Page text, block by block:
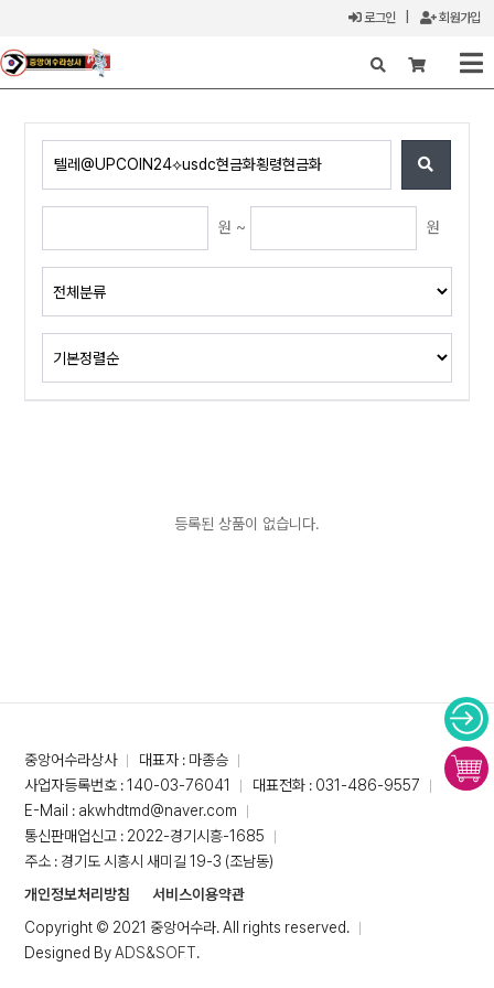
로그인 회원가입
X
원 ~ 원
등록된 상품이 없습니다.
중앙어수라상사
대표자 : 마종승
사업자등록번호 : 140-03-76041
대표전화 : 031-486-9557
E-Mail : akwhdtmd@naver.com
통신판매업신고 : 2022-경기시흥-1685
주소 : 경기도 시흥시 새미길 19-3 (조남동)
개인정보처리방침
서비스이용약관
Copyright © 2021 중앙어수라. All rights reserved.
Designed ByADS&SOFT.